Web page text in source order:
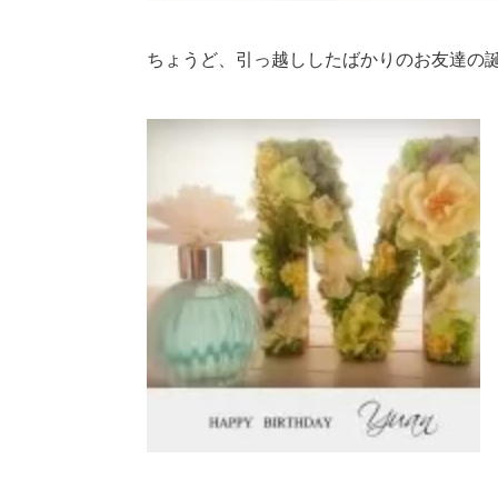
ちょうど、引っ越ししたばかりのお友達の